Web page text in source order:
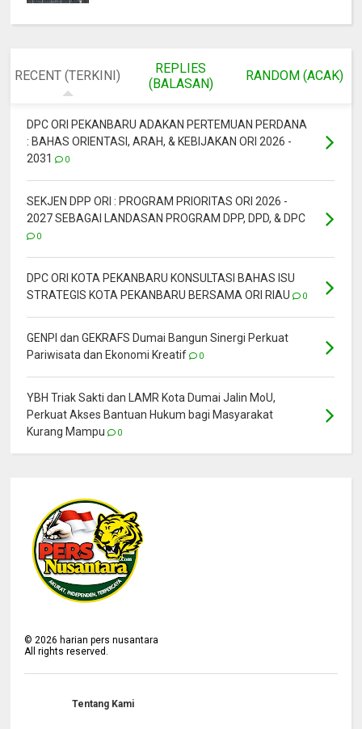
RECENT (TERKINI)
REPLIES
(BALASAN)
RANDOM (ACAK)
DPC ORI PEKANBARU ADAKAN PERTEMUAN PERDANA
: BAHAS ORIENTASI, ARAH, & KEBIJAKAN ORI 2026 -
2031
0
SEKJEN DPP ORI : PROGRAM PRIORITAS ORI 2026 -
2027 SEBAGAI LANDASAN PROGRAM DPP, DPD, & DPC
0
DPC ORI KOTA PEKANBARU KONSULTASI BAHAS ISU
STRATEGIS KOTA PEKANBARU BERSAMA ORI RIAU
0
GENPI dan GEKRAFS Dumai Bangun Sinergi Perkuat
Pariwisata dan Ekonomi Kreatif
0
YBH Triak Sakti dan LAMR Kota Dumai Jalin MoU,
Perkuat Akses Bantuan Hukum bagi Masyarakat
Kurang Mampu
0
©2026 harian pers nusantara
All rights reserved.
Tentang Kami